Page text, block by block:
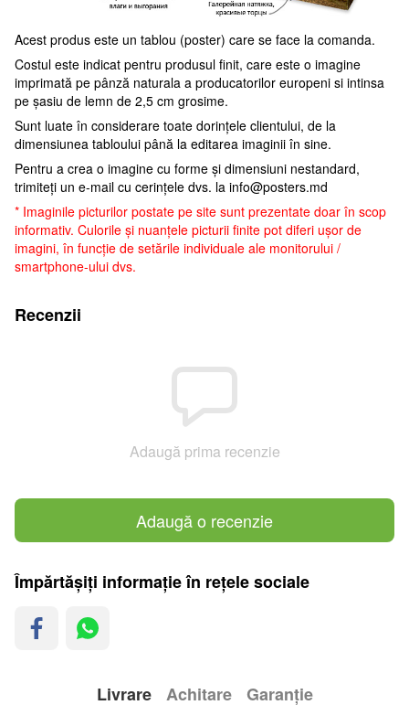
Acest produs este un tablou (poster) care se face la comanda.
Costul este indicat pentru produsul finit, care este o imagine
imprimată pe pânză naturala a producatorilor europeni si intinsa
pe șasiu de lemn de 2,5 cm grosime.
Sunt luate în considerare toate dorințele clientului, de la
dimensiunea tabloului până la editarea imaginii în sine.
Pentru a crea o imagine cu forme și dimensiuni nestandard,
trimiteți un e-mail cu cerințele dvs. la info@posters.md
* Imaginile picturilor postate pe site sunt prezentate doar în scop
informativ. Culorile și nuanțele picturii finite pot diferi ușor de
imagini, în funcție de setările individuale ale monitorului /
smartphone-ului dvs.
Recenzii
Adaugă prima recenzie
Adaugă o recenzie
Împărtășiți informație în rețele sociale
Livrare Achitare Garanție